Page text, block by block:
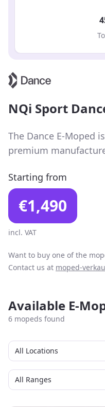
NQi Sport
The Dance E-Moped
premium
Starting from
€1,490
incl. VAT
Want to buy one of the
Contact us at moped-
Available E-
6 mopeds found
All Locations
All Ranges